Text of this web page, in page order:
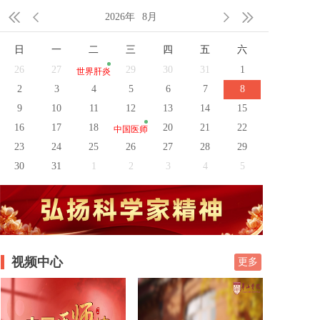
  2026年 8月  
日 一 二 三 四 五
六
26
27 世界肝炎
日
29 30 31
1
2
3 4 5 6 7
8
9
10 11 12 13 14
15
16
17 18 中国医师
节
20 21
22
23
24 25 26 27 28
29
30
31 1 2 3 4 5
视频中心 更多